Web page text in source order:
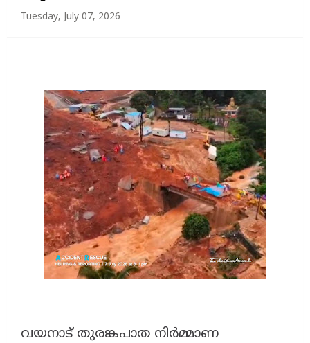
Tuesday, July 07, 2026
വയനാട് തുരങ്കപാത നിർമ്മാണ